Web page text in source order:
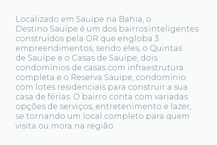
Localizado em Sauípe na Bahia, o
Destino Sauípe é um dos bairros inteligentes
construídos pela OR que engloba 3
empreendimentos, sendo eles, o Quintas
de Sauípe e o Casas de Sauípe, dois
condomínios de casas com infraestrutura
completa e o Reserva Sauipe, condomínio
com lotes residenciais para construir a sua
casa de férias. O bairro conta com variadas
opções de serviços, entretenimento e lazer,
se tornando um local completo para quem
visita ou mora na região.